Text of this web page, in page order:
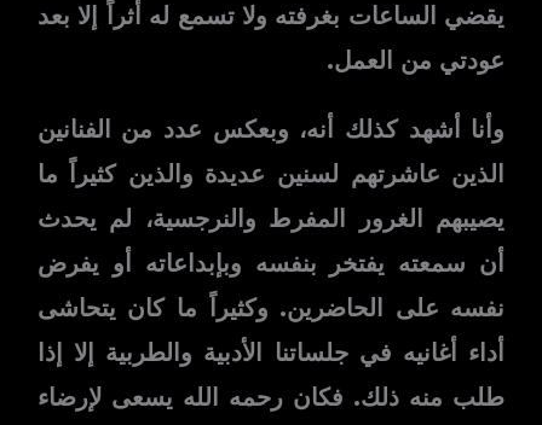
يقضي الساعات بغرفته ولا تسمع له أثراً إلا بعد
عودتي من العمل.
وأنا أشهد كذلك أنه، وبعكس عدد من الفنانين
الذين عاشرتهم لسنين عديدة والذين كثيراً ما
يصيبهم الغرور المفرط والنرجسية، لم يحدث
أن سمعته يفتخر بنفسه وبإبداعاته أو يفرض
نفسه على الحاضرين. وكثيراً ما كان يتحاشى
أداء أغانيه في جلساتنا الأدبية والطربية إلا إذا
طلب منه ذلك. فكان رحمه الله يسعى لإرضاء